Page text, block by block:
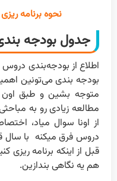
نحوه برنامه
جدول بودجه
اطلاع از بودجه‌بندی
بودجه بندی می‌تونین
متوجه بشین و طبق اون
مطالعه زیادی رو به
از اونا سوال میاد،
دروس فرق میکنه با
قبل از اینکه برنامه ریزی
هم یه نگاهی بندازین.